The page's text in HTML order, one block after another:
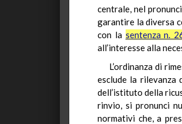
centrale, nel
garantire la diversa
con la sentenza n.
all’interesse alla
L’ordinanza di
esclude la rilevanza
dell’istituto della
rinvio, si pronunci
normativi che, a